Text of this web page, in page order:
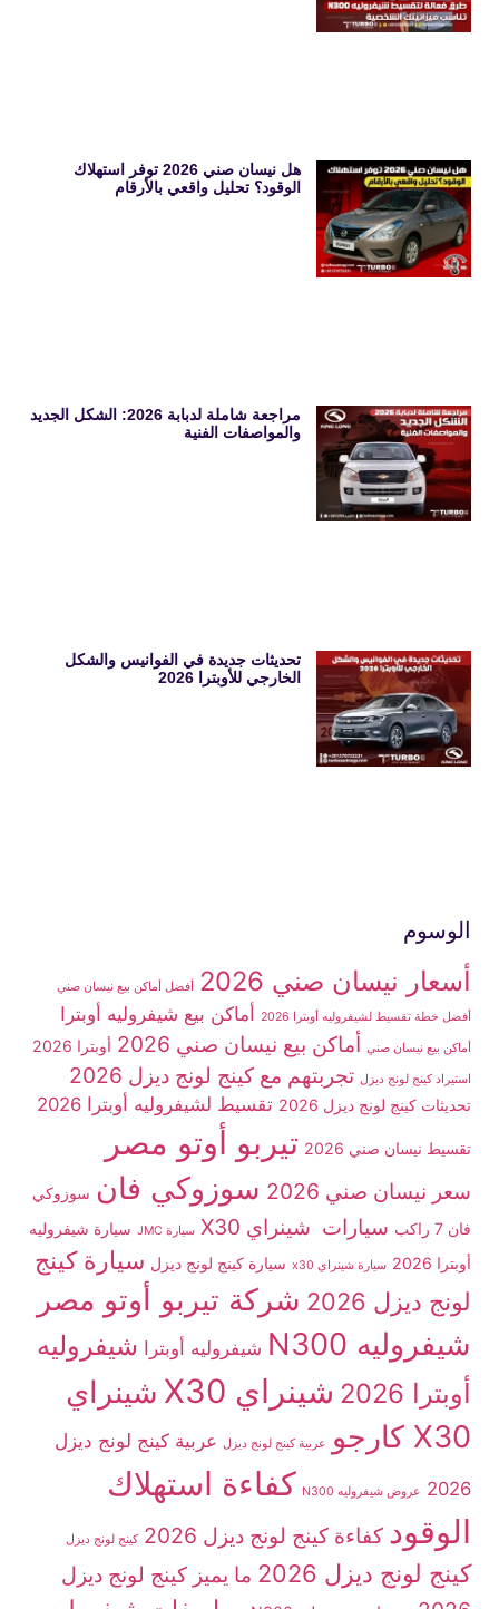
هل نيسان صني 2026 توفر استهلاك
الوقود؟ تحليل واقعي بالأرقام
مراجعة شاملة لدبابة 2026: الشكل الجديد
والمواصفات الفنية
تحديثات جديدة في الفوانيس والشكل
الخارجي للأوبترا 2026
الوسوم
أسعار نيسان صني 2026 أفضل أماكن بيع نيسان صني
أفضل خطة تقسيط لشيفروليه أوبترا 2026 أماكن بيع شيفروليه أوبترا
أماكن بيع نيسان صني أماكن بيع نيسان صني 2026 أوبترا 2026
استيراد كينج لونج ديزل تجربتهم مع كينج لونج ديزل 2026
تحديثات كينج لونج ديزل 2026 تقسيط لشيفروليه أوبترا 2026
تقسيط نيسان صني 2026 تيربو أوتو مصر
سعر نيسان صني 2026 سوزوكي فان سوزوكي
فان 7 راكب
سيارات شينراي X30 سيارة JMC
سيارة شيفروليه
أوبترا 2026
سيارة شينراي x30 سيارة كينج لونج ديزل سيارة كينج
لونج ديزل 2026
شركة تيربو أوتو مصر
شيفروليه N300
شيفروليه أوبترا
شيفروليه
أوبترا 2026
شينراي X30
شينراي
X30 كارجو
عربية كينج لونج ديزل عربية كينج لونج ديزل
2026 عروض شيفروليه N300
كفاءة استهلاك
الوقود كفاءة كينج لونج ديزل 2026 كينج لونج ديزل
كينج لونج ديزل 2026
ما يميز كينج لونج ديزل